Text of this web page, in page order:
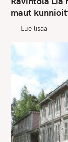
E
G
O
I
maut
Lue lisää